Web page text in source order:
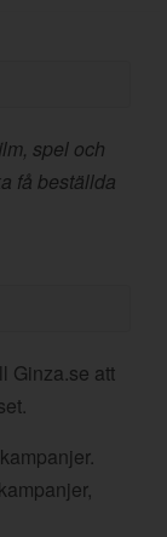
spel och
få beställda
Ginza.se att